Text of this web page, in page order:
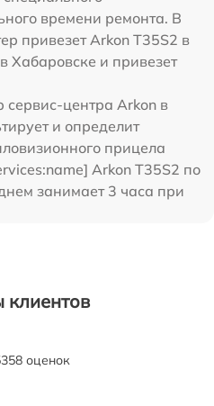
времени ремонта. В
привезет Arkon T35S2 в
Хабаровске и привезет
сервис-центра Arkon в
и определит
прицела
Arkon T35S2 по
занимает 3 часа при
клиентов
оценок